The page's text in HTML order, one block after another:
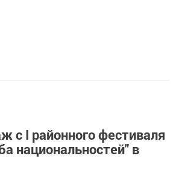
с I районного фестиваля
национальностей" в